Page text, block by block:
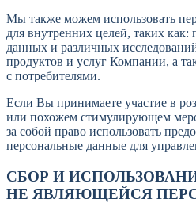
Мы также можем использовать
для внутренних целей, таких как:
данных и различных
продуктов и услуг Компании, а
с потребителями.
Если Вы принимаете участие в
или похожем стимулирующем
за собой право использовать
персональные данные для
СБОР И
НЕ ЯВЛЯЮЩЕЙСЯ